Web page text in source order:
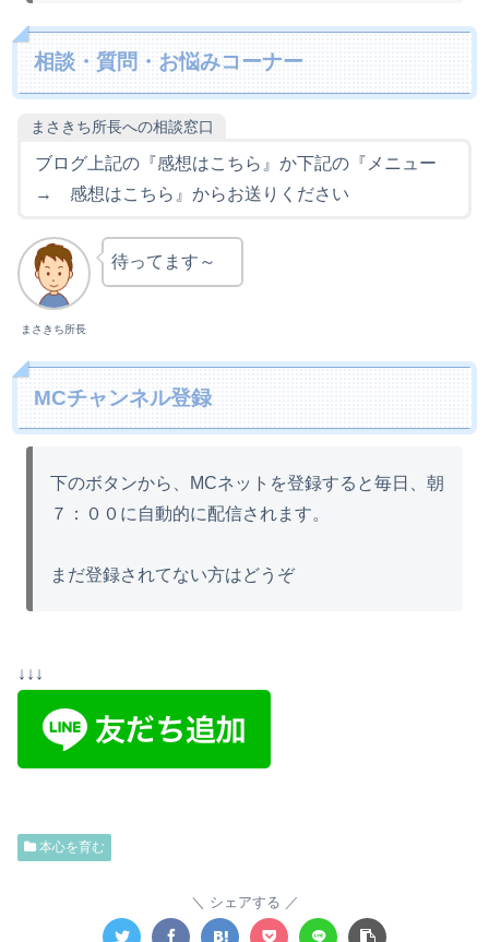
相談・質問・お悩みコーナー
まさきち所長への相談窓口
ブログ上記の『感想はこちら』か下記の『メニュー
→ 感想はこちら』からお送りください
まさきち所長
待ってます～
MCチャンネル登録
下のボタンから、MCネットを登録すると毎日、朝
７：００に自動的に配信されます。
まだ登録されてない方はどうぞ
↓↓↓
本心を育む
シェアする